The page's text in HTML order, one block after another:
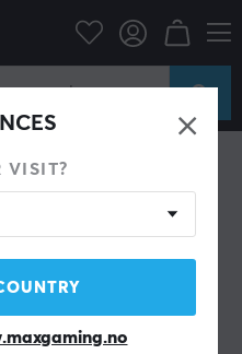
VISIT?